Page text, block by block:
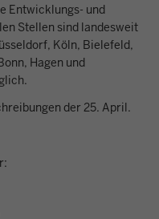
Entwicklungs- und
Stellen sind landesweit
Köln, Bielefeld,
Hagen und
der 25. April.